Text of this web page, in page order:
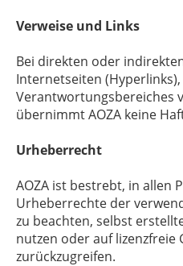
Verweise und Links
Bei direkten oder
Internetseiten
Verantwortungsbereiches
übernimmt AOZA keine
Urheberrecht
AOZA ist bestrebt, in allen
Urheberrechte der
zu beachten, selbst
nutzen oder auf lizenzfreie
zurückzugreifen.